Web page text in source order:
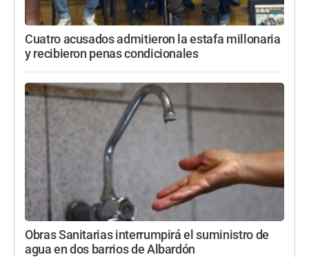
Cuatro acusados admitieron la estafa millonaria
y recibieron penas condicionales
Obras Sanitarias interrumpirá el suministro de
agua en dos barrios de Albardón